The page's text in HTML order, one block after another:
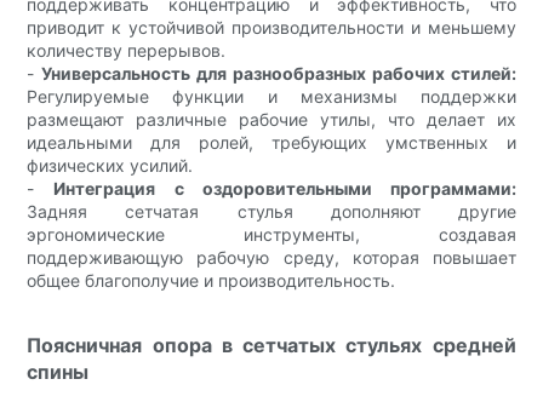
поддерживать концентрацию и эффективность, что
приводит к устойчивой производительности и меньшему
количеству перерывов.
-Универсальность для разнообразных рабочих стилей:
Регулируемые функции и механизмы поддержки
размещают различные рабочие утилы, что делает их
идеальными для ролей, требующих умственных и
физических усилий.
- Интеграция с оздоровительными программами:
Задняя сетчатая стулья дополняют другие
эргономические инструменты, создавая
поддерживающую рабочую среду, которая повышает
общее благополучие и производительность.
Поясничная опора в сетчатых стульях средней
спины